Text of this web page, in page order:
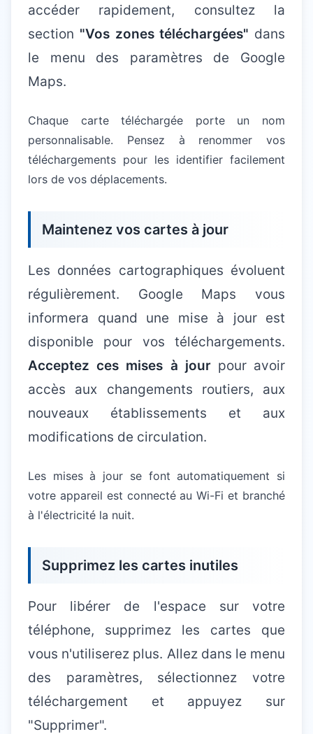
accéder rapidement, consultez la
section "Vos zones téléchargées" dans
le menu des paramètres de Google
Maps.
Chaque carte téléchargée porte un nom
personnalisable. Pensez à renommer vos
téléchargements pour les identifier facilement
lors de vos déplacements.
Maintenez vos cartes à jour
Les données cartographiques évoluent
régulièrement. Google Maps vous
informera quand une mise à jour est
disponible pour vos téléchargements.
Acceptez ces mises à jourpour avoir
accès aux changements routiers, aux
nouveaux établissements et aux
modifications de circulation.
Les mises à jour se font automatiquement si
votre appareil est connecté au Wi-Fi et branché
à l'électricité la nuit.
Supprimez les cartes inutiles
Pour libérer de l'espace sur votre
téléphone, supprimez les cartes que
vous n'utiliserez plus. Allez dans le menu
des paramètres, sélectionnez votre
téléchargement et appuyez sur
"Supprimer".